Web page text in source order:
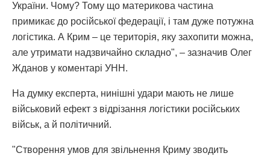
України. Чому? Тому що материкова частина
примикає до російської федерації, і там дуже потужна
логістика. А Крим – це територія, яку захопити можна,
але утримати надзвичайно складно", – зазначив Олег
Жданов у коментарі УНН.
На думку експерта, нинішні удари мають не лише
військовий ефект з відрізання логістики російських
військ, а й політичний.
"Створення умов для звільнення Криму зводить